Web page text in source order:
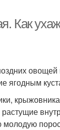
Как
ягодным
молодую